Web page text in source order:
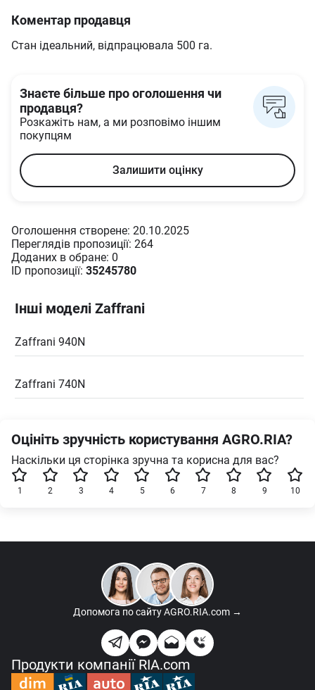
Коментар продавця
Стан ідеальний, відпрацювала 500 га.
Знаєте більше про оголошення чи
продавця?
Розкажіть нам, а ми розповімо іншим
покупцям
Залишити оцінку
Оголошення створене: 20.10.2025
Переглядів пропозиції: 264
Доданих в oбране: 0
ID пропозиції: 35245780
Інші моделі Zaffrani
Zaffrani 940N
Zaffrani 740N
Оцініть зручність користування AGRO.RIA?
Наскільки ця сторінка зручна та корисна для вас?
10
9
8
7
6
5
4
3
2
1
Допомога по сайтуAGRO.RIA.com →
Продукти компанії RIA.com